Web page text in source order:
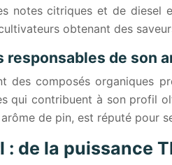
notes citriques et de diesel
obtenant des
responsables de son
des composés organiques
qui contribuent à son profil
de pin, est réputé pour
: de la puissance